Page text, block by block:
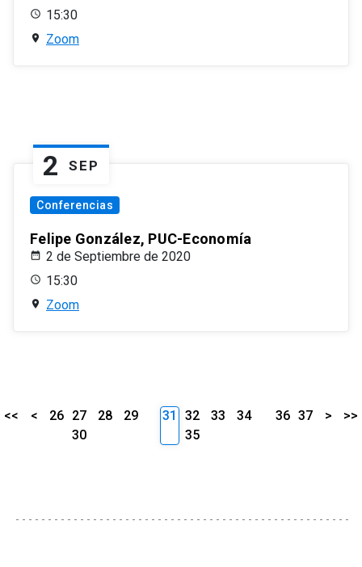
15:30
Zoom
2 SEP
Conferencias
Felipe González, PUC-Economía
2 de Septiembre de 2020
15:30
Zoom
<< < 26 27 28
29
30
31 32 33
34
35
36 37 > >>